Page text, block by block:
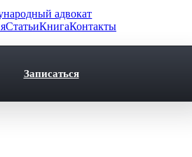
адвокат
СтатьиКнигаКонтакты
Записаться